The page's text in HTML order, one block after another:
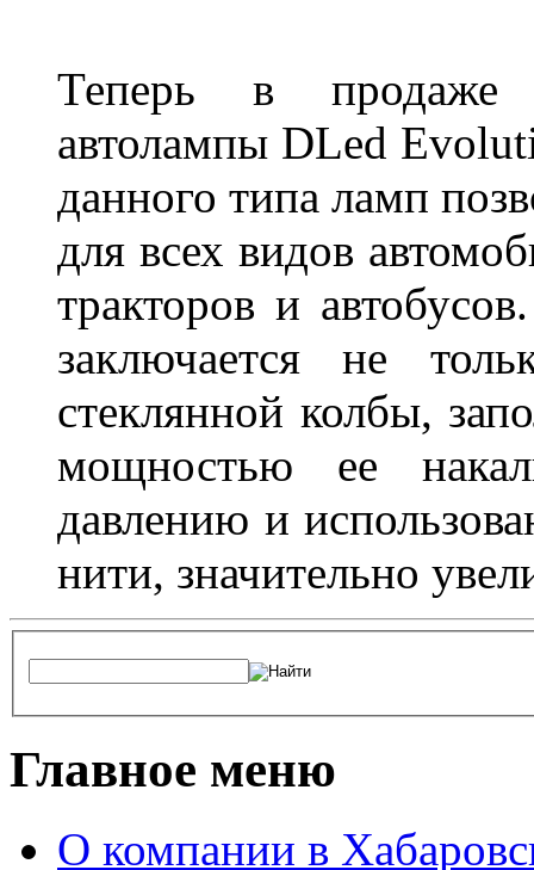
Теперь в продаже
автолампы DLed
данного типа ламп
для всех видов
тракторов и
заключается не
стеклянной колбы,
мощностью ее
давлению и
нити, значительно
Главное меню
О компании в